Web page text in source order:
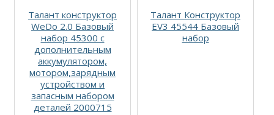
Талант конструктор
WeDo 2.0 Базовый
набор 45300 с
дополнительным
аккумулятором,
мотором,зарядным
устройством и
запасным набором
деталей 2000715
Талант Конструктор
EV3 45544 Базовый
набор